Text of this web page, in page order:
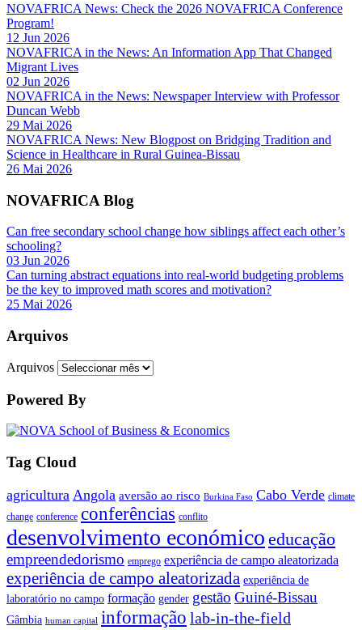
NOVAFRICA News: Check the 2026 NOVAFRICA Conference
Program!
12 Jun 2026
NOVAFRICA in the News: An Information App That Changed
Migrant Lives
02 Jun 2026
NOVAFRICA in the News: Newspaper Interview with Professor
Duncan Webb
29 Mai 2026
NOVAFRICA News: New Blogpost on Bridging Tradition and
Science in Healthcare in Rural Guinea-Bissau
26 Mai 2026
NOVAFRICA Blog
Can free secondary school change how siblings affect each other’s
schooling?
03 Jun 2026
Can turning abstract equations into real-world budgeting problems
be the key to improved math scores and motivation?
25 Mai 2026
Arquivos
Arquivos
Powered By
Tag Cloud
agricultura Angola aversão ao risco Burkina Faso Cabo Verde climate
change conference conferências conflito
desenvolvimento económico educação
empreendedorismo emprego experiência de campo aleatorizada
experiência de campo aleatorizada experiência de
laboratório no campo formação gender gestão Guiné-Bissau
Gâmbia human capital informação lab-in-the-field